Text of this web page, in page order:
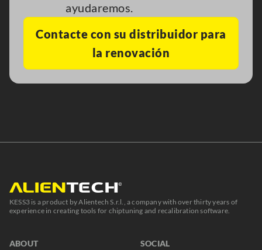
ayudaremos.
Contacte con su distribuidor para
la renovación
KESS3 is a product by Alientech S.r.l., a company with over thirty years of
experience in creating tools for chiptuning and recalibration software.
ABOUT SOCIAL